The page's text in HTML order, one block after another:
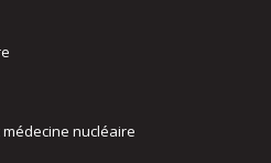
nucléaire